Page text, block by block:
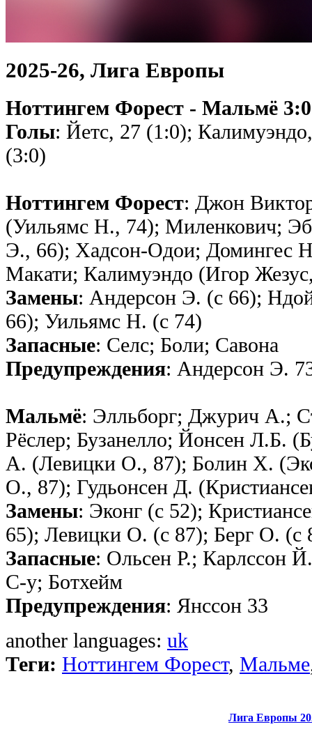
2025-26, Лига Европы
Ноттингем Форест - Мальмё
Голы: Йетс, 27 (1:0);
(3:0)
Ноттингем Форест: Джон
(Уильямс Н., 74); Миленкович;
Э., 66); Хадсон-Одои; Домингес
Макати; Калимуэндо (Игор
Замены: Андерсон Э. (с 66);
66); Уильямс Н. (с 74)
Запасные: Селс; Боли; Савона
Предупреждения: Андерсон Э.
Мальмё: Элльборг; Джурич А.;
Рёслер; Бузанелло; Йонсен Л.Б.
А. (Левицки О., 87); Болин Х.
О., 87); Гудьонсен Д.
Замены: Эконг (с 52);
65); Левицки О. (с 87); Берг О. (с
Запасные: Ольсен Р.; Карлссон
С-у; Ботхейм
Предупреждения: Янссон 33
another languages: uk
Теги: Ноттингем Форест, Мальме
Лига Европы